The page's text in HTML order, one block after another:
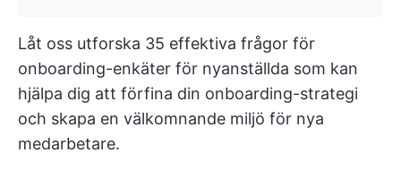
Låt oss utforska 35 effektiva frågor för
onboarding-enkäter för nyanställda som kan
hjälpa dig att förfina din onboarding-strategi
och skapa en välkomnande miljö för nya
medarbetare.